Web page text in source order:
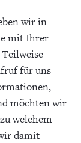
wir in
mit Ihrer
für uns
möchten wir
welchem
damit